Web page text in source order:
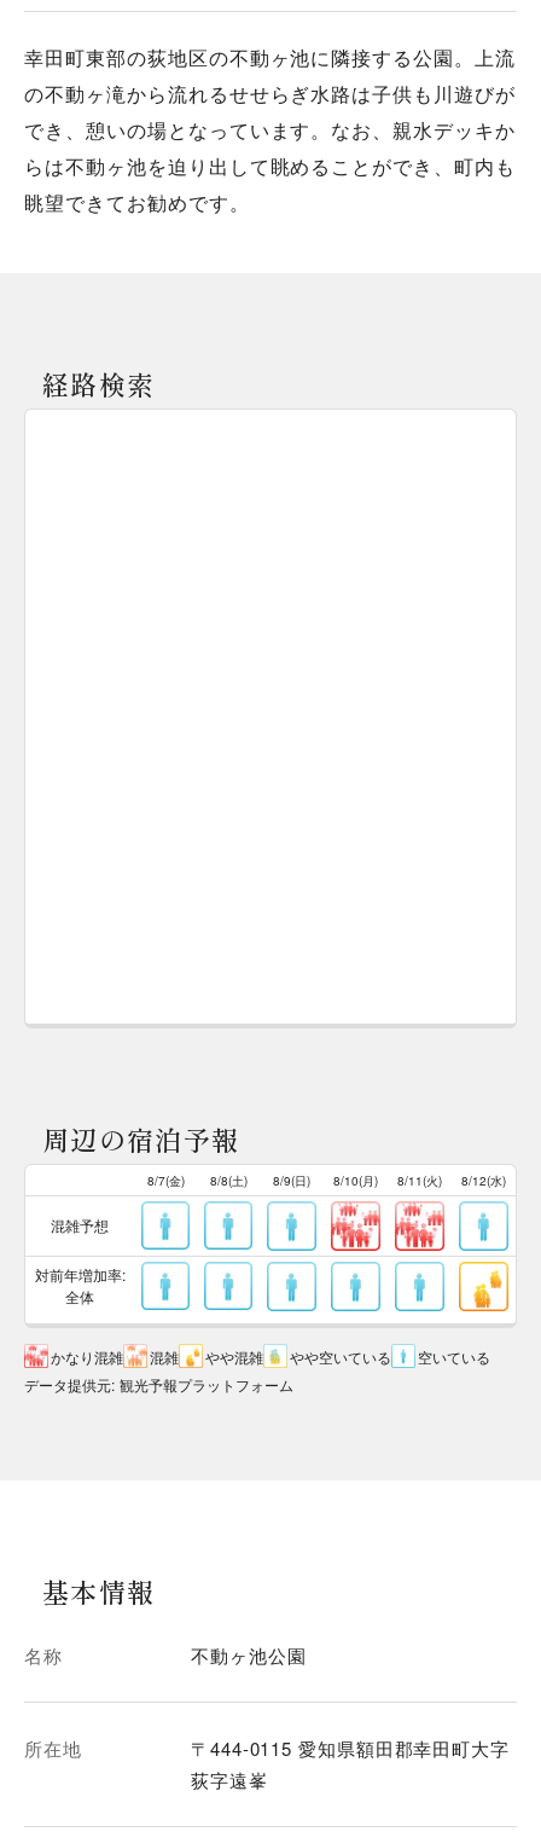
幸田町東部の荻地区の不動ヶ池に隣接する公園。上流
の不動ヶ滝から流れるせせらぎ水路は子供も川遊びが
でき、憩いの場となっています。なお、親水デッキか
らは不動ヶ池を迫り出して眺めることができ、町内も
眺望できてお勧めです。
経路検索
周辺の宿泊予報
8/7(金) 8/8(土) 8/9(日) 8/10(月) 8/11(火) 8/12(水)
混雑予想
対前年増加率:
全体
かなり混雑 混雑 やや混雑 やや空いている
空いている
データ提供元: 観光予報プラットフォーム
基本情報
名称 不動ヶ池公園
所在地
〒444-0115 愛知県額田郡幸田町大字
荻字遠峯